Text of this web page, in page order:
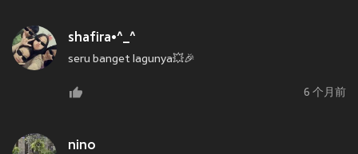
shafira•^_^
seru banget lagunya💥🎉
6 个月前
nino